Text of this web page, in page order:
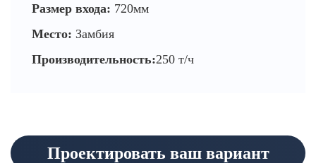
Размер входа: 720мм
Место: Замбия
Производительность:250 т/ч
Проектировать ваш вариант